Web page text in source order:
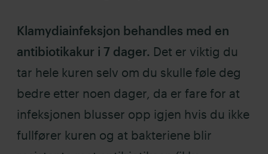
Klamydiainfeksjon behandles med en
antibiotikakur i 7 dager. Det er viktig du
tar hele kuren selv om du skulle føle deg
bedre etter noen dager, da er fare for at
infeksjonen blusser opp igjen hvis du ikke
fullfører kuren og at bakteriene blir